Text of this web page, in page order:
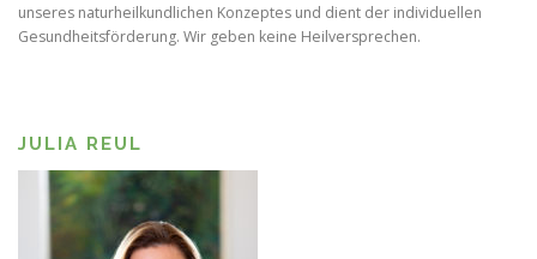
unseres naturheilkundlichen Konzeptes und dient der individuellen
Gesundheitsförderung. Wir geben keine Heilversprechen.
JULIA REUL